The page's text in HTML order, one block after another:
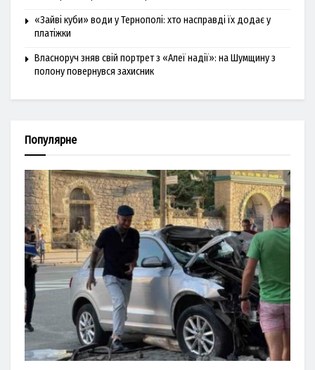
«Зайві куби» води у Тернополі: хто насправді їх додає у
платіжки
Власноруч зняв свій портрет з «Алеї надії»: на Шумщину з
полону повернувся захисник
Популярне